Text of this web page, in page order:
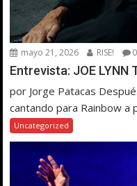
mayo 21, 2026 RISE! 0
Entrevista: JOE LYNN
por Jorge Patacas
cantando para Rainbow a
Uncategorized